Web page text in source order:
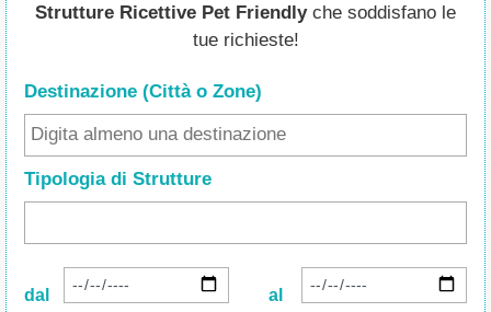
Strutture Ricettive Pet Friendlyche soddisfano le
tue richieste!
Destinazione (Città o Zone)
Tipologia di Strutture
dal al